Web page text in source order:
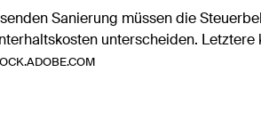
Sanierung müssen die
unterscheiden.